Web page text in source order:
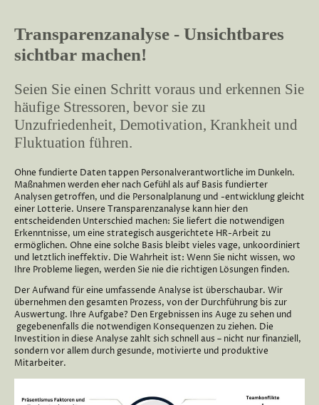
Transparenzanalyse - Unsichtbares
sichtbar machen!
Seien Sie einen Schritt voraus und erkennen Sie
häufige Stressoren, bevor sie zu
Unzufriedenheit, Demotivation, Krankheit und
Fluktuation führen.
Ohne fundierte Daten tappen Personalverantwortliche im Dunkeln.
Maßnahmen werden eher nach Gefühl als auf Basis fundierter
Analysen getroffen, und die Personalplanung und -entwicklung gleicht
einer Lotterie. Unsere Transparenzanalyse kann hier den
entscheidenden Unterschied machen: Sie liefert die notwendigen
Erkenntnisse, um eine strategisch ausgerichtete HR-Arbeit zu
ermöglichen. Ohne eine solche Basis bleibt vieles vage, unkoordiniert
und letztlich ineffektiv. Die Wahrheit ist: Wenn Sie nicht wissen, wo
Ihre Probleme liegen, werden Sie nie die richtigen Lösungen finden.
Der Aufwand für eine umfassende Analyse ist überschaubar. Wir
übernehmen den gesamten Prozess, von der Durchführung bis zur
Auswertung. Ihre Aufgabe? Den Ergebnissen ins Auge zu sehen und
gegebenenfalls die notwendigen Konsequenzen zu ziehen. Die
Investition in diese Analyse zahlt sich schnell aus – nicht nur finanziell,
sondern vor allem durch gesunde, motivierte und produktive
Mitarbeiter.